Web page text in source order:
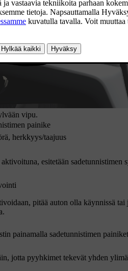
vipu.
painike
herkkyys/taajuus
esitetään sadetunnistimen
pitää auton olla käynnissä tai
painamalla sadetunnistimen
jotta pyyhkimet tekevät yhden